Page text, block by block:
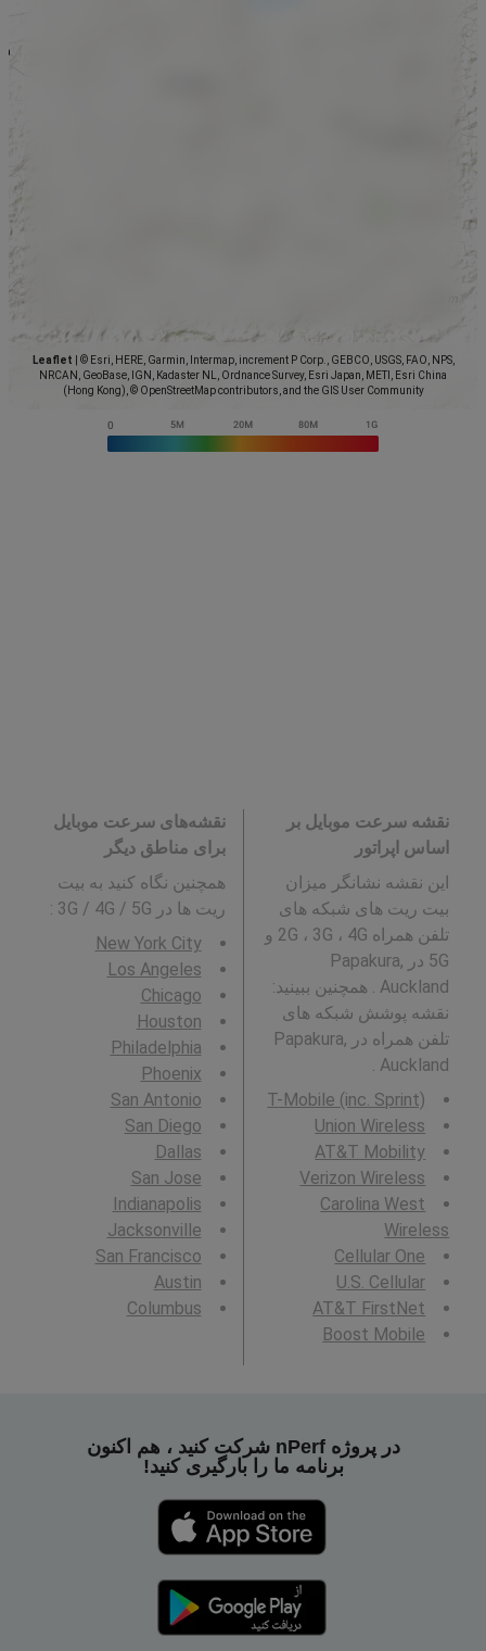
Leaflet
© Esri, HERE, Garmin, Intermap, increment P Corp., GEBCO, USGS, FAO, NPS,
NRCAN, GeoBase, IGN, Kadaster NL, Ordnance Survey, Esri Japan, METI, Esri China
(Hong Kong), © OpenStreetMap contributors, and the GIS User Community
نقشه سرعت موبایل بر
اساس اپراتور
این نقشه نشانگر میزان
بیت ریت های شبکه های
تلفن همراه 2G ، 3G ، 4G و
5G در Papakura,
Auckland . همچنین ببینید:
نقشه پوشش شبکه های
تلفن همراه در Papakura,
Auckland .
T-Mobile (inc. Sprint)
Union Wireless
AT&T Mobility
Verizon Wireless
Carolina West
Wireless
Cellular One
U.S. Cellular
AT&T FirstNet
Boost Mobile
نقشه‌های سرعت موبایل
برای مناطق دیگر
همچنین نگاه کنید به بیت
ریت ها در 3G / 4G / 5G
:
New York City
Los Angeles
Chicago
Houston
Philadelphia
Phoenix
San Antonio
San Diego
Dallas
San Jose
Indianapolis
Jacksonville
San Francisco
Austin
Columbus
در پروژه nPerf شرکت کنید ، هم اکنون
برنامه ما را بارگیری کنید!